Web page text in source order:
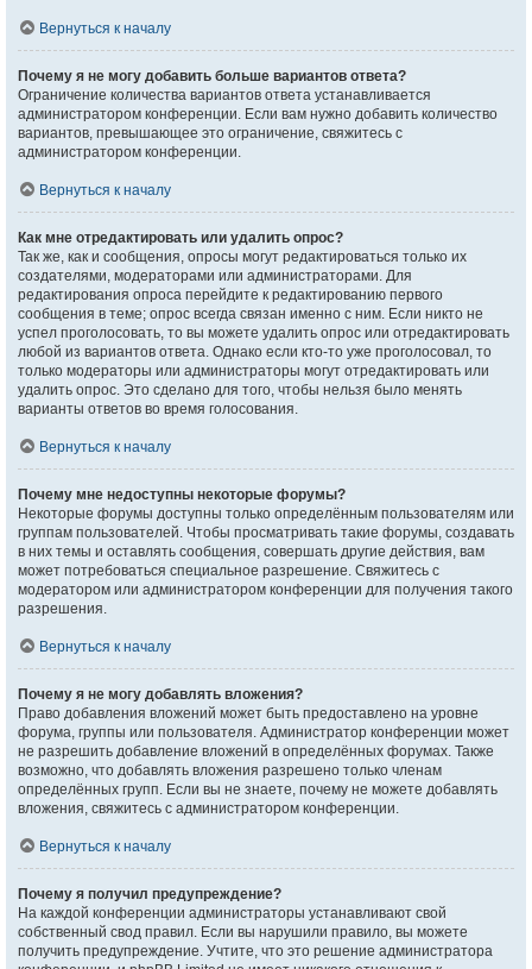
Вернуться к началу
Почему я не могу добавить больше вариантов ответа?
Ограничение количества вариантов ответа устанавливается
администратором конференции. Если вам нужно добавить количество
вариантов, превышающее это ограничение, свяжитесь с
администратором конференции.
Вернуться к началу
Как мне отредактировать или удалить опрос?
Так же, как и сообщения, опросы могут редактироваться только их
создателями, модераторами или администраторами. Для
редактирования опроса перейдите к редактированию первого
сообщения в теме; опрос всегда связан именно с ним. Если никто не
успел проголосовать, то вы можете удалить опрос или отредактировать
любой из вариантов ответа. Однако если кто-то уже проголосовал, то
только модераторы или администраторы могут отредактировать или
удалить опрос. Это сделано для того, чтобы нельзя было менять
варианты ответов во время голосования.
Вернуться к началу
Почему мне недоступны некоторые форумы?
Некоторые форумы доступны только определённым пользователям или
группам пользователей. Чтобы просматривать такие форумы, создавать
в них темы и оставлять сообщения, совершать другие действия, вам
может потребоваться специальное разрешение. Свяжитесь с
модератором или администратором конференции для получения такого
разрешения.
Вернуться к началу
Почему я не могу добавлять вложения?
Право добавления вложений может быть предоставлено на уровне
форума, группы или пользователя. Администратор конференции может
не разрешить добавление вложений в определённых форумах. Также
возможно, что добавлять вложения разрешено только членам
определённых групп. Если вы не знаете, почему не можете добавлять
вложения, свяжитесь с администратором конференции.
Вернуться к началу
Почему я получил предупреждение?
На каждой конференции администраторы устанавливают свой
собственный свод правил. Если вы нарушили правило, вы можете
получить предупреждение. Учтите, что это решение администратора